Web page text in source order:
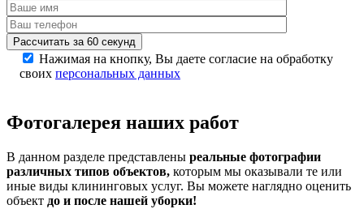
Рассчитать за 60 секунд
Нажимая на кнопку, Вы даете согласие на обработку
своих персональных данных
Фотогалерея наших работ
В данном разделе представлены реальные фотографии
различных типов объектов, которым мы оказывали те или
иные виды клининговых услуг. Вы можете наглядно оценить
объект до и после нашей уборки!